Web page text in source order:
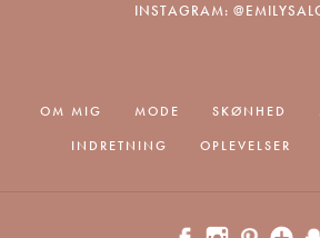
INSTAGRAM:
OM MIG MODE SKØNHED
INDRETNING
OPLEVELSER